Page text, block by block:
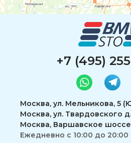
+7 (495)
Москва, ул. Мельникова, 5
Москва, ул. Твардовского
Москва, Варшавское
Ежедневно с 10:00 до 20:00